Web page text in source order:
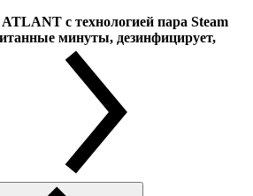
с технологией пара Steam
минуты, дезинфицирует,